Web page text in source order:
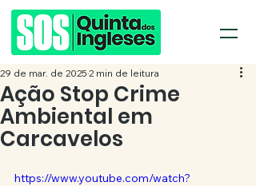
Ação Stop Crime
Ambiental em
Carcavelos
29 de mar. de 2025 2 min de leitura
https://www.youtube.com/watch?